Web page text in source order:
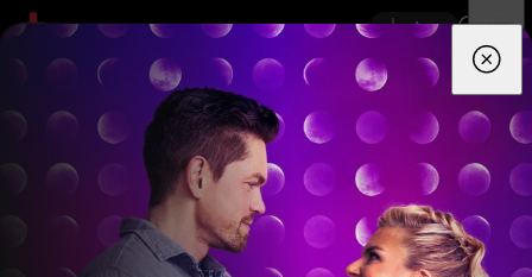
App
Děti Zprávy Novinky Živě
prima+